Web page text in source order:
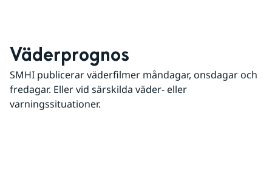
Väderprognos
SMHI publicerar väderfilmer måndagar, onsdagar och
fredagar. Eller vid särskilda väder- eller
varningssituationer.